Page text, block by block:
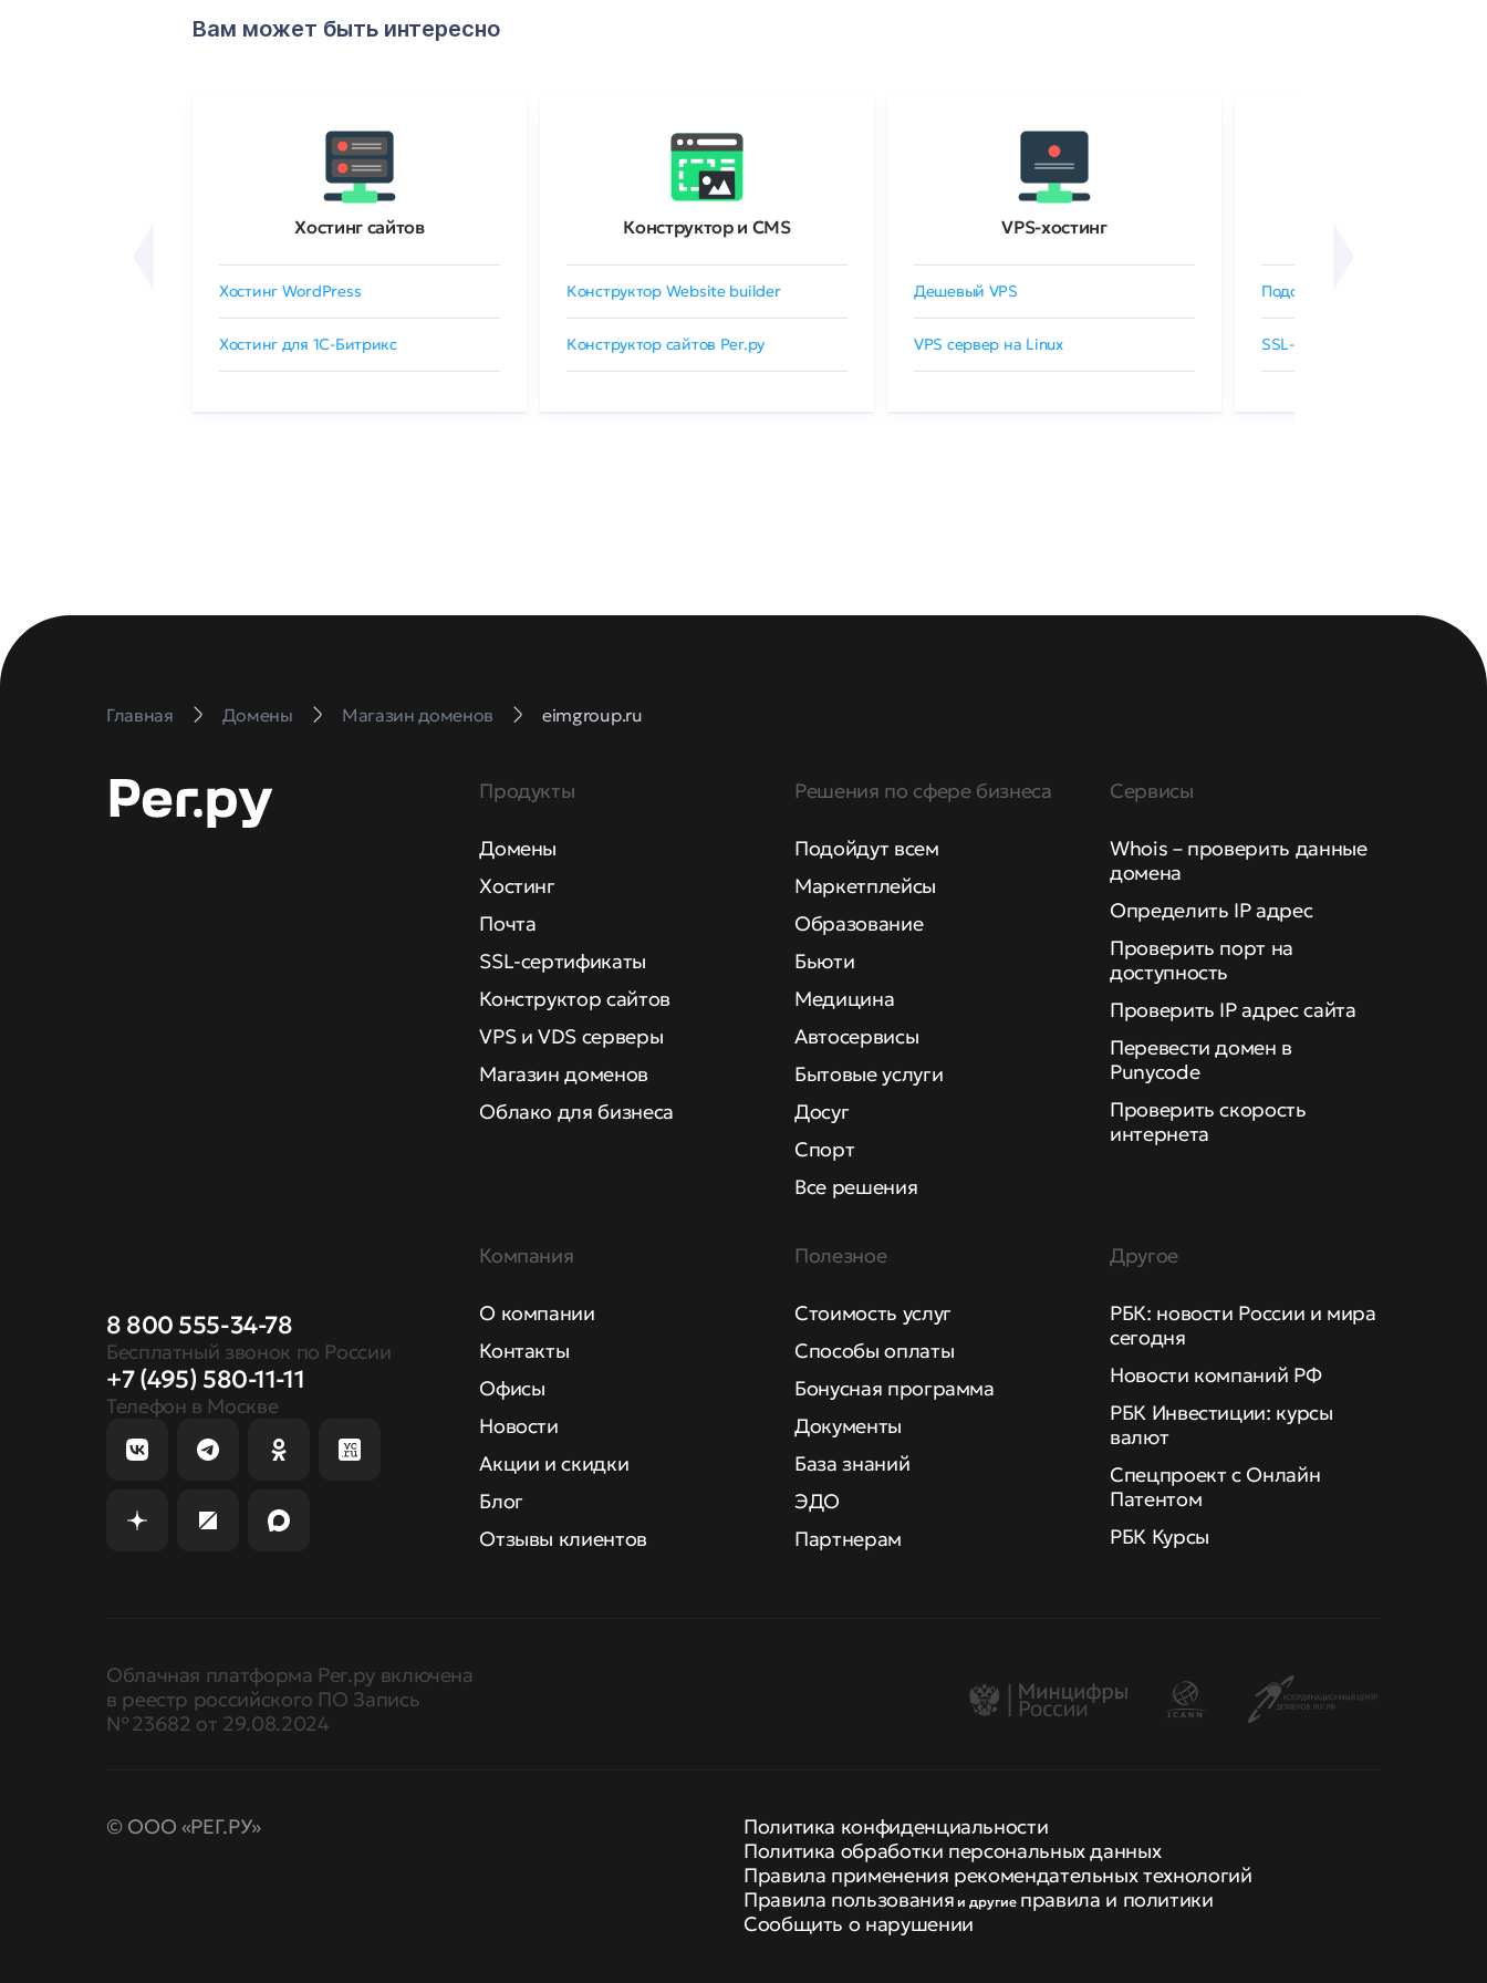
Вам может быть интересно
Хостинг сайтов
Хостинг WordPress
Хостинг для 1C-Битрикс
Конструктор и CMS
Конструктор Website builder
Конструктор сайтов Рег.ру
VPS-хостинг
Дешевый VPS
VPS сервер на Linux
Подобрать SSL-сертификат
SSL-сертификаты GlobalSign
Главная Домены Магазин доменов eimgroup.ru
8 800 555-34-78
Бесплатный звонок по России
+7 (495) 580-11-11
Телефон в Москве
Продукты
Домены
Хостинг
Почта
SSL-сертификаты
Конструктор сайтов
VPS и VDS серверы
Магазин доменов
Облако для бизнеса
Решения по сфере бизнеса
Подойдут всем
Маркетплейсы
Образование
Бьюти
Медицина
Автосервисы
Бытовые услуги
Досуг
Спорт
Все решения
Сервисы
Whois – проверить данные
домена
Определить IP адрес
Проверить порт на
доступность
Проверить IP адрес сайта
Перевести домен в
Punycode
Проверить скорость
интернета
Компания
О компании
Контакты
Офисы
Новости
Акции и скидки
Блог
Отзывы клиентов
Полезное
Стоимость услуг
Способы оплаты
Бонусная программа
Документы
База знаний
ЭДО
Партнерам
Другое
РБК: новости России и мира
сегодня
Новости компаний РФ
РБК Инвестиции: курсы
валют
Спецпроект с Онлайн
Патентом
РБК Курсы
Облачная платформа Рег.ру включена
в реестр российского ПО Запись
№ 23682 от 29.08.2024
© ООО «РЕГ.РУ»
Политика конфиденциальности
Политика обработки персональных данных
Правила применения рекомендательных технологий
Правила пользования и другие правила и политики
Сообщить о нарушении